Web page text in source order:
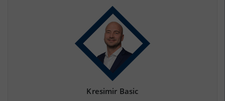
(Landkreis / Kreisfreie Stadt)
Kresimir Basic